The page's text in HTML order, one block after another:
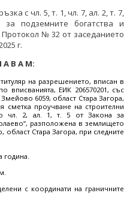
ЕНЕРГЕТИКАТА
НА
ИЗТОЧНИЦИ
НА ПОДЗЕМНИТЕ
с чл. 5, т. 1, чл. 7, ал. 2, т. 7,
подземните богатства и
№ 32 от заседанието
г.
А В А М:
на разрешението, вписан в
вписванията, ЕИК 206570201, със
6059, област Стара Загора,
проучване на строителни
чл. 2, ал. 1, т. 5 от Закона за
разположена в землището
Стара Загора, при следните
година.
с координати на граничните